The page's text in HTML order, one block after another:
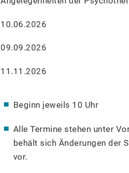
10.06.2026
09.09.2026
11.11.2026
Beginn jeweils 10 Uhr
Alle Termine stehen unter
behält sich Änderungen der
vor.